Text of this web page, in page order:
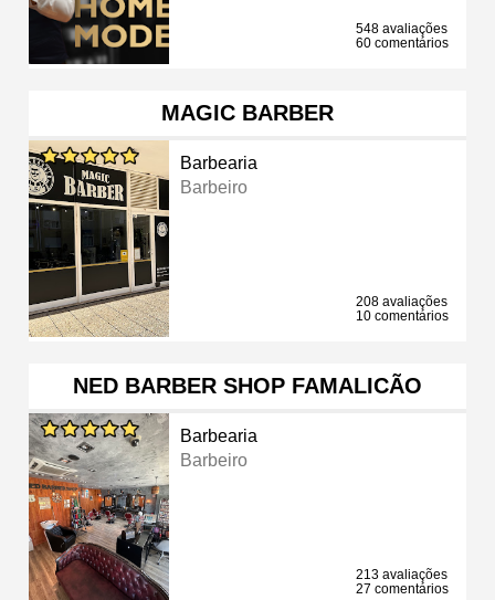
548 avaliações
60 comentários
MAGIC BARBER
Barbearia
Barbeiro
208 avaliações
10 comentários
NED BARBER SHOP FAMALICÃO
Barbearia
Barbeiro
213 avaliações
27 comentários